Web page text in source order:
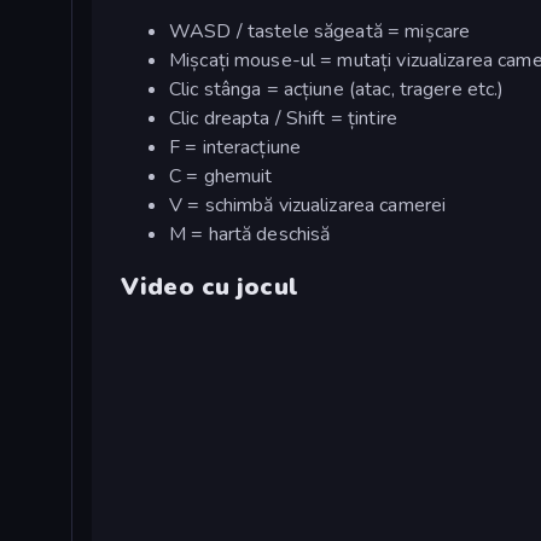
WASD / tastele săgeată = mișcare
Mișcați mouse-ul = mutați vizualizarea
Clic stânga = acțiune (atac, tragere etc.)
Clic dreapta / Shift = țintire
F = interacțiune
C = ghemuit
V = schimbă vizualizarea camerei
M = hartă deschisă
Video cu jocul